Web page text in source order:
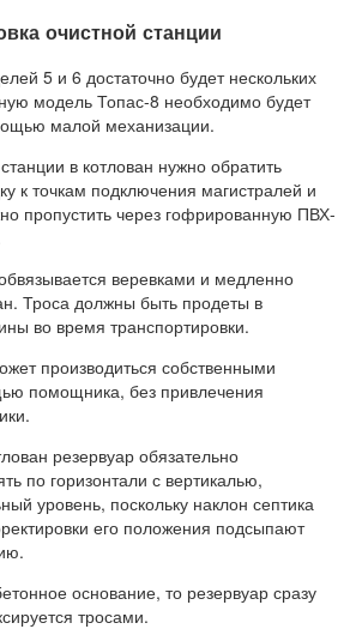
очистной станции
5 и 6 достаточно будет нескольких
модель Топас-8 необходимо будет
малой механизации.
в котлован нужно обратить
к точкам подключения магистралей и
пропустить через гофрированную ПВХ-
веревками и медленно
Троса должны быть продеты в
во время транспортировки.
производиться собственными
помощника, без привлечения
резервуар обязательно
по горизонтали с вертикалью,
уровень, поскольку наклон септика
его положения подсыпают
основание, то резервуар сразу
тросами.